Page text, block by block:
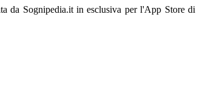
da Sognipedia.it in esclusiva per l'App Store di